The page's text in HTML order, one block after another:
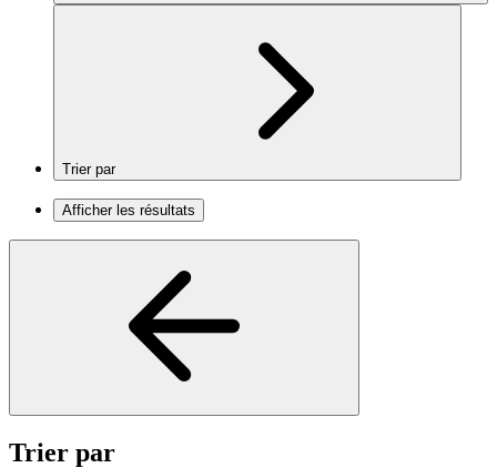
Trier par
Afficher les résultats
Trier par